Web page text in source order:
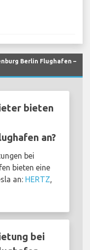
Berlin Flughafen –
bieten
an?
bei
bieten eine
an: HERTZ,
bei